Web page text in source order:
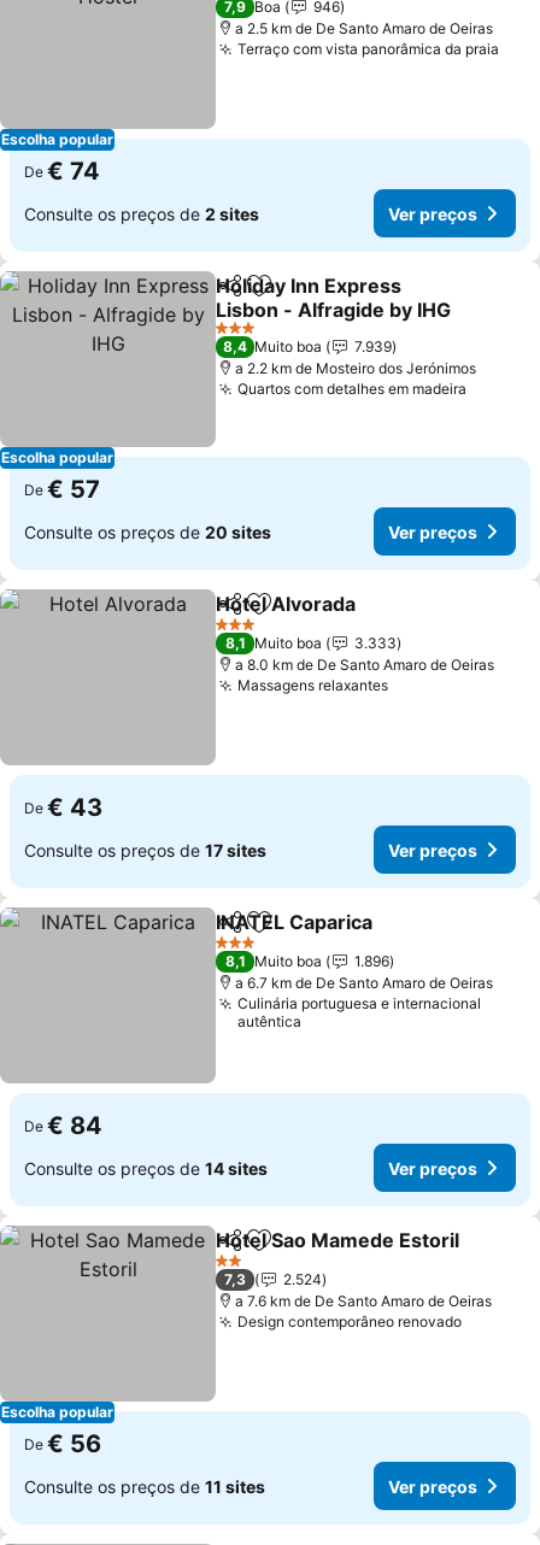
Escolha popular
7,9 Boa
946
a 2.5 km de De Santo Amaro de Oeiras
Terraço com vista panorâmica da praia
De € 74
Consulte os preços de 2 sites Ver preços
Escolha popular
PartilharAdicionar aos favoritos
Holiday Inn Express
Lisbon - Alfragide by IHG
Ver preços
3 Estrelas
8,4 Muito boa
7.939
a 2.2 km de Mosteiro dos Jerónimos
Quartos com detalhes em madeira
De € 57
Consulte os preços de 20 sites Ver preços
PartilharAdicionar aos favoritos
Hotel Alvorada
3 Estrelas
8,1 Muito boa
3.333
a 8.0 km de De Santo Amaro de Oeiras
Massagens relaxantesVer preços
De € 43
Consulte os preços de 17 sites Ver preços
PartilharAdicionar aos favoritos
INATEL Caparica
3 Estrelas
8,1 Muito boa
1.896
a 6.7 km de De Santo Amaro de Oeiras
Culinária portuguesa e internacional
autêntica
De € 84
Consulte os preços de 14 sites Ver preços
Escolha popular
PartilharAdicionar aos favoritos
Hotel Sao Mamede Estoril
2 Estrelas
7,3
2.524
a 7.6 km de De Santo Amaro de Oeiras
Design contemporâneo renovadoVer
De € 56
Consulte os preços de 11 sites Ver preços